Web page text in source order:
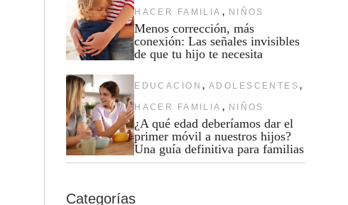
HACER FAMILIA , NIÑOS
Menos corrección, más
conexión: Las señales invisibles
de que tu hijo te necesita
EDUCACION , ADOLESCENTES ,
HACER FAMILIA , NIÑOS
¿A qué edad deberíamos dar el
primer móvil a nuestros hijos?
Una guía definitiva para familias
Categorías